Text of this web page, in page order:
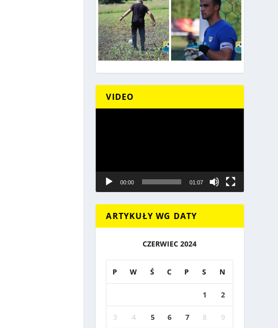
VIDEO
00:00 01:07
ARTYKUŁY WG DATY
CZERWIEC 2024
P W Ś C P S N
1 2
3 4 5 6 7 8 9